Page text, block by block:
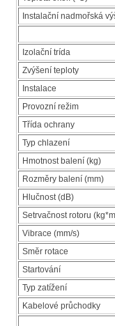
Instalační nadmořská
Izolační trída
Zvýšení teploty
Instalace
Provozní režim
Třída ochrany
Typ chlazení
Hmotnost balení (kg)
Rozměry balení (mm)
Hlučnost (dB)
Setrvačnost rotoru
Vibrace (mm/s)
Směr rotace
Startování
Typ zatížení
Kabelové průchodky